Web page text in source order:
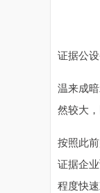
证据公
温来成
然较大
按照此
证据企
程度快速